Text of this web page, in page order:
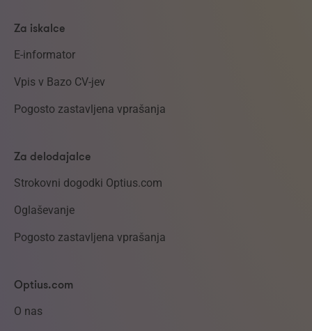
Za iskalce
E-informator
Vpis v Bazo CV-jev
Pogosto zastavljena vprašanja
Za delodajalce
Strokovni dogodki Optius.com
Oglaševanje
Pogosto zastavljena vprašanja
Optius.com
O nas